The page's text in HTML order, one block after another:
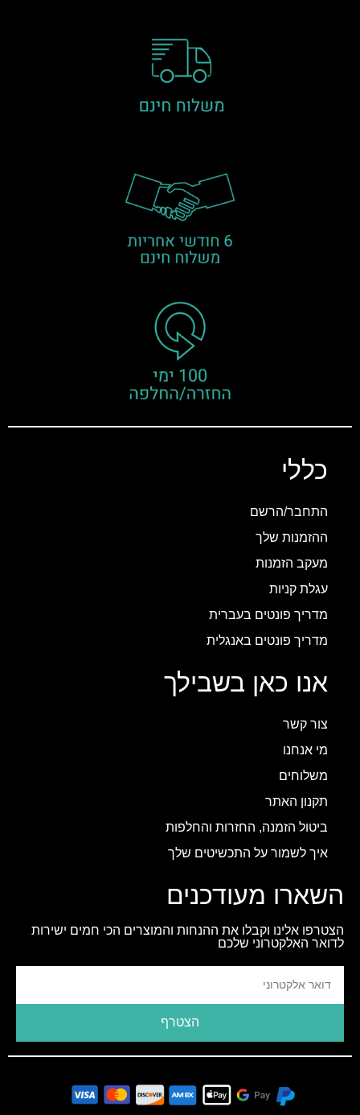
כללי
התחבר/הרשם
ההזמנות שלך
מעקב הזמנות
עגלת קניות
מדריך פונטים בעברית
מדריך פונטים באנגלית
אנו כאן בשבילך
צור קשר
מי אנחנו
משלוחים
תקנון האתר
ביטול הזמנה, החזרות והחלפות
איך לשמור על התכשיטים שלך
השארו מעודכנים
הצטרפו אלינו וקבלו את ההנחות והמוצרים הכי חמים ישירות
לדואר האלקטרוני שלכם
הצטרף